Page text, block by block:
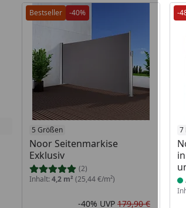
Bestseller -40%
5 Größen
Noor Seitenmarkise
Exklusiv
(2)
Inhalt: 4,2 m² (25,44 €/m²)
-40% UVP 179,90 €
-
7